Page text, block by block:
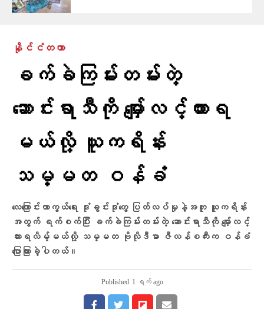
နိုင်ငံတကာ
ခက်ခဲကြမ်းတမ်းတဲ့
ဆောင်းရာသီကို မျှော်လင့်ထားရ
မယ်လို့ ယူကရိန်း
သမ္မတ ဝန်ခံ
လေကြောင်းကာကွယ်ရေး ဒုံးခွင်းဒုံးတွေ ပြတ်လပ်မှုနဲ့အတူ ယူကရိန်း
အတွက် ရက်စက်ပြီး ခက်ခဲကြမ်းတမ်းတဲ့ ဆောင်းရာသီကို မျှော်လင့်
ထားရလိမ့်မယ်လို့ သမ္မတ ဗိုလိုဒီမာ ဇီလန်စကီးက ဝန်ခံ
ပြောကြားခဲ့ပါတယ်။
Published 1 ရက် ago